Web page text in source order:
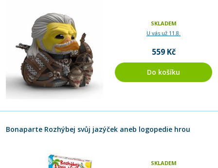
SKLADEM
U vás už 11.8.
559 Kč
Do košíku
Bonaparte Rozhýbej svůj jazýček aneb logopedie hrou
SKLADEM